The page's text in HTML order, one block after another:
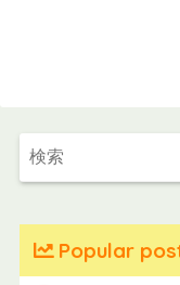
Popular